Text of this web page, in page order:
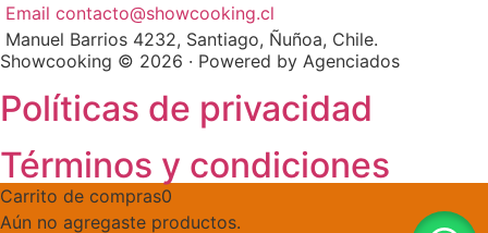
Email contacto@showcooking.cl
Manuel Barrios 4232, Santiago, Ñuñoa, Chile.
Showcooking © 2026 · Powered by Agenciados
Políticas de privacidad
Términos y condiciones
Carrito de compras0
Aún no agregaste productos.